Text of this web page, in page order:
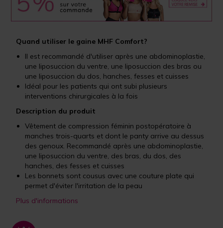
Quand utiliser le gaine MHF Comfort?
Il est recommandé d'utiliser après une abdominoplastie,
une liposuccion du ventre, une liposuccion des bras ou
une liposuccion du dos, hanches, fesses et cuisses
Idéal pour les patients qui ont subi plusieurs
interventions chirurgicales à la fois
Description du produit
Vêtement de compression féminin postopératoire à
manches trois-quarts et dont le panty arrive au dessus
des genoux. Recommandé après une abdominoplastie,
une liposuccion du ventre, des bras, du dos, des
hanches, des fesses et cuisses
Les bonnets sont cousus avec une couture plate qui
permet d'éviter l'irritation de la peau
Plus d'informations